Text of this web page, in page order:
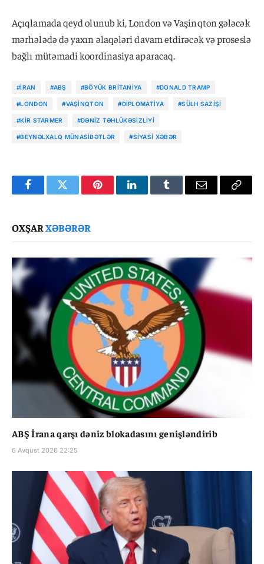
Açıqlamada qeyd olunub ki, London və Vaşinqton gələcək
mərhələdə də yaxın əlaqələri davam etdirəcək və proseslə
bağlı mütəmadi koordinasiya aparacaq.
#İRAN #ABŞ #BÖYÜK BRITANIYA #DONALD TRAMP
#LONDON #VAŞINQTON #DIPLOMATIYA #SÜLH SAZIŞI
#KIR STARMER #DƏNIZ TƏHLÜKƏSIZLIYI
#BEYNƏLXALQ MÜNASIBƏTLƏR #SIYASI XƏBƏR
FacebookTwitter PinterestLinkedInTumblr Email
Copy
OXŞARXƏBƏRƏR
ABŞ İrana qarşı dəniz blokadasını genişləndirib
6 Avqust 2026 22:25